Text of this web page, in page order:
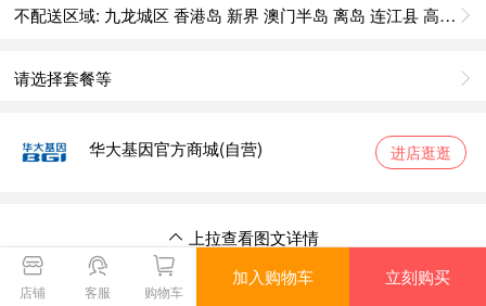
上拉返回商品详情
不配送区域: 九龙城区 香港岛 新界 澳门半岛 离岛 连江县 高雄市 花莲县 嘉义市 嘉义县 基隆市 金门县 苗栗县 南投县 澎湖县 屏东县 台北市 台东县 台南市 台中 桃园县 新北市 新竹市 新竹县 宜兰县 云林县 彰化县 境外
请选择套餐等
华大基因官方商城(自营) 进店逛逛
上拉查看图文详情
店铺 客服 购物车
加入购物车 立刻购买